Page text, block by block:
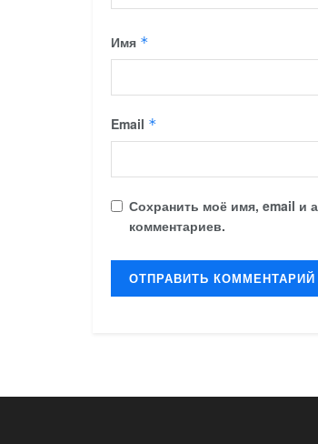
Имя *
Email *
Сохранить моё имя, email и
комментариев.